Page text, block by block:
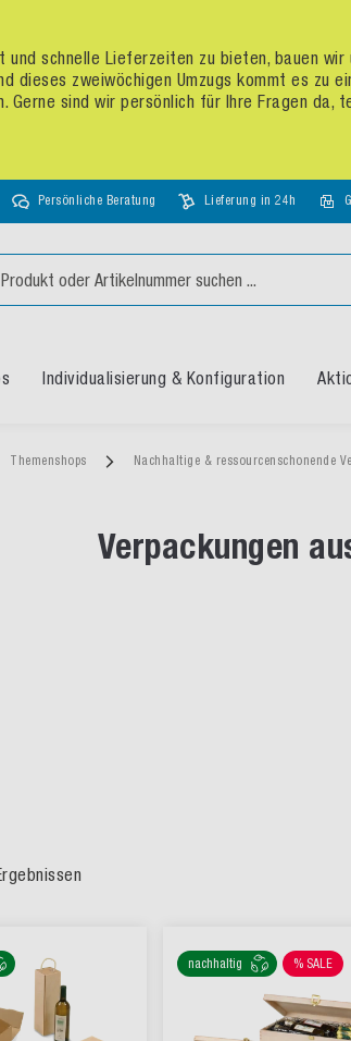
schnelle Lieferzeiten zu bieten, bauen
dieses zweiwöchigen Umzugs kommt es zu
Gerne sind wir persönlich für Ihre Fragen da,
Persönliche Beratung Lieferung in 24h
Individualisierung & Konfiguration
Themenshops Nachhaltige & ressourcenschonende
Verpackungen
nachhaltig % SALE